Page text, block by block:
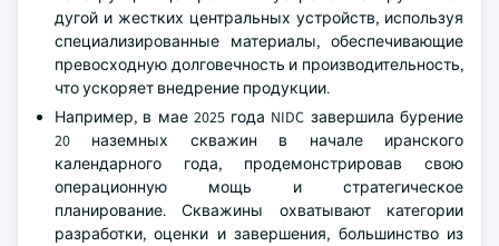
дугой и жестких центральных устройств, используя
специализированные материалы, обеспечивающие
превосходную долговечность и производительность,
что ускоряет внедрение продукции.
Например, в мае 2025 года NIDC завершила бурение
20 наземных скважин в начале иранского
календарного года, продемонстрировав свою
операционную мощь и стратегическое
планирование. Скважины охватывают категории
разработки, оценки и завершения, большинство из